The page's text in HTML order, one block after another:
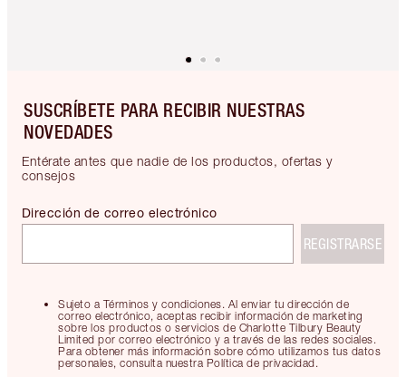
SUSCRÍBETE PARA RECIBIR NUESTRAS
NOVEDADES
Entérate antes que nadie de los productos, ofertas y
consejos
Sujeto a Términos y condiciones. Al enviar tu dirección de
correo electrónico, aceptas recibir información de marketing
sobre los productos o servicios de Charlotte Tilbury Beauty
Limited por correo electrónico y a través de las redes sociales.
Para obtener más información sobre cómo utilizamos tus datos
personales, consulta nuestra Política de privacidad.
Dirección de correo electrónico
REGISTRARSE